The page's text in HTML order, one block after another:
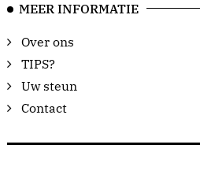
MEER INFORMATIE
Over ons
TIPS?
Uw steun
Contact